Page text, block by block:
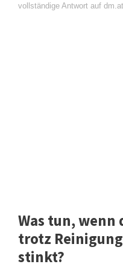
vollständige Antwort auf
Was tun, wenn
trotz
stinkt?